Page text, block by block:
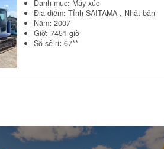
Danh mục: Máy xúc
Địa điểm: Tỉnh SAITAMA , Nhật bản
Năm: 2007
Giờ: 7451 giờ
Số sê-ri: 67**